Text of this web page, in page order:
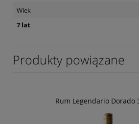
Wiek
7 lat
Produkty powiązane
Rum Legendario Dorado